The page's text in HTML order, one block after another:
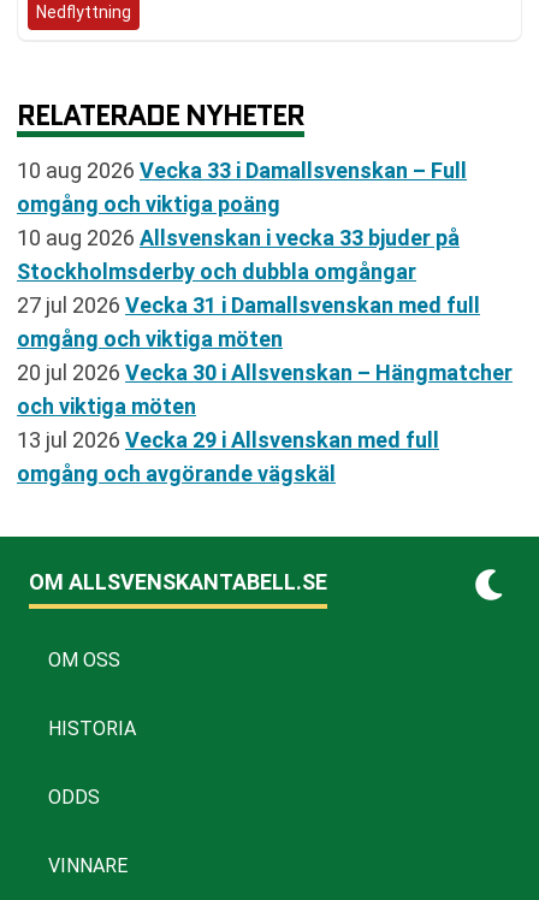
Nedflyttning
RELATERADE NYHETER
10 aug 2026 Vecka 33 i Damallsvenskan – Full
omgång och viktiga poäng
10 aug 2026 Allsvenskan i vecka 33 bjuder på
Stockholmsderby och dubbla omgångar
27 jul 2026 Vecka 31 i Damallsvenskan med full
omgång och viktiga möten
20 jul 2026 Vecka 30 i Allsvenskan – Hängmatcher
och viktiga möten
13 jul 2026 Vecka 29 i Allsvenskan med full
omgång och avgörande vägskäl
OM ALLSVENSKANTABELL.SE
OM OSS
HISTORIA
ODDS
VINNARE